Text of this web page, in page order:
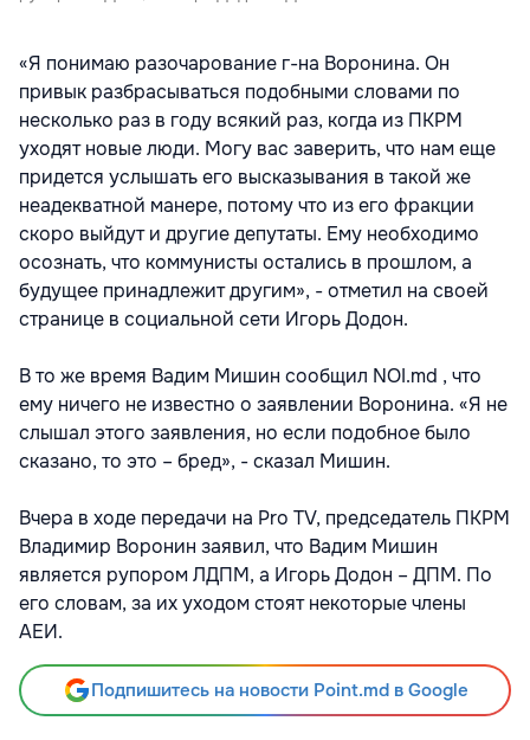
«Я понимаю разочарование г-на Воронина. Он
привык разбрасываться подобными словами по
несколько раз в году всякий раз, когда из ПКРМ
уходят новые люди. Могу вас заверить, что нам еще
придется услышать его высказывания в такой же
неадекватной манере, потому что из его фракции
скоро выйдут и другие депутаты. Ему необходимо
осознать, что коммунисты остались в прошлом, а
будущее принадлежит другим», - отметил на своей
странице в социальной сети Игорь Додон.
В то же время Вадим Мишин сообщил NOI.md , что
ему ничего не известно о заявлении Воронина. «Я не
слышал этого заявления, но если подобное было
сказано, то это – бред», - сказал Мишин.
Вчера в ходе передачи на Pro TV, председатель ПКРМ
Владимир Воронин заявил, что Вадим Мишин
является рупором ЛДПМ, а Игорь Додон – ДПМ. По
его словам, за их уходом стоят некоторые члены
АЕИ.
Подпишитесь на новости Point.md в Google